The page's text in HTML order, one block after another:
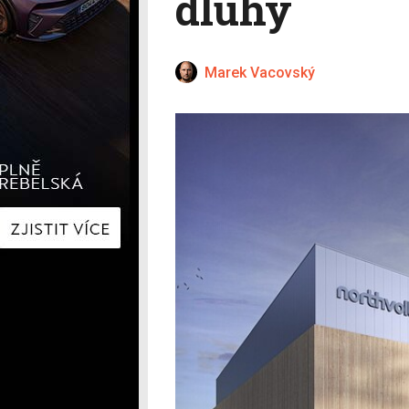
Hyundai
Kia
Peugeot
Renault
Marek Vacovský